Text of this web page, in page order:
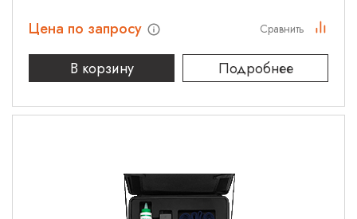
Цена по запросу
В корзину
Подробнее
Сравнить